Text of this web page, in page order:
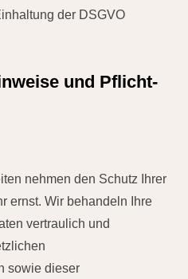
der DSGVO
und Pflicht­
nehmen den Schutz Ihrer
ernst. Wir behandeln Ihre
vertraulich und
sowie dieser